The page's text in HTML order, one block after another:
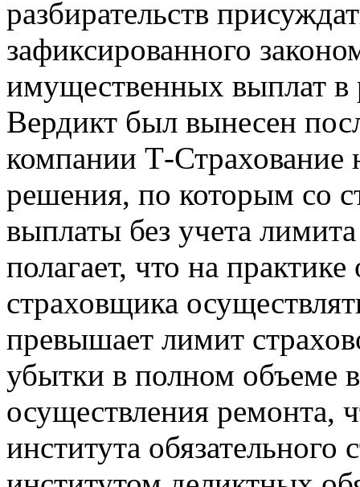
разбирательств
зафиксированного
имущественных выплат в
Вердикт был вынесен
компании Т-
решения, по которым со
выплаты без учета
полагает, что на
страховщика
превышает лимит
убытки в полном объеме
осуществления ремонта,
института обязательного